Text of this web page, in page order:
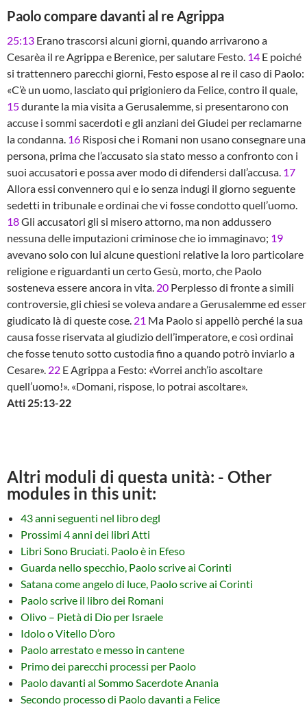
Paolo compare davanti al re Agrippa
25:13 Erano trascorsi alcuni giorni, quando arrivarono a
Cesarèa il re Agrippa e Berenìce, per salutare Festo. 14 E poiché
si trattennero parecchi giorni, Festo espose al re il caso di Paolo:
«C’è un uomo, lasciato qui prigioniero da Felice, contro il quale,
15durante la mia visita a Gerusalemme, si presentarono con
accuse i sommi sacerdoti e gli anziani dei Giudei per reclamarne
la condanna. 16 Risposi che i Romani non usano consegnare una
persona, prima che l’accusato sia stato messo a confronto con i
suoi accusatori e possa aver modo di difendersi dall’accusa. 17
Allora essi convennero qui e io senza indugi il giorno seguente
sedetti in tribunale e ordinai che vi fosse condotto quell’uomo.
18Gli accusatori gli si misero attorno, ma non addussero
nessuna delle imputazioni criminose che io immaginavo; 19
avevano solo con lui alcune questioni relative la loro particolare
religione e riguardanti un certo Gesù, morto, che Paolo
sosteneva essere ancora in vita. 20 Perplesso di fronte a simili
controversie, gli chiesi se voleva andare a Gerusalemme ed esser
giudicato là di queste cose. 21 Ma Paolo si appellò perché la sua
causa fosse riservata al giudizio dell’imperatore, e così ordinai
che fosse tenuto sotto custodia fino a quando potrò inviarlo a
Cesare». 22 E Agrippa a Festo: «Vorrei anch’io ascoltare
quell’uomo!». «Domani, rispose, lo potrai ascoltare».
Atti 25:13-22
Altri moduli di questa unità: - Other
modules in this unit:
43 anni seguenti nel libro degl
Prossimi 4 anni dei libri Atti
Libri Sono Bruciati. Paolo è in Efeso
Guarda nello specchio, Paolo scrive ai Corinti
Satana come angelo di luce, Paolo scrive ai Corinti
Paolo scrive il libro dei Romani
Olivo – Pietà di Dio per Israele
Idolo o Vitello D’oro
Paolo arrestato e messo in cantene
Primo dei parecchi processi per Paolo
Paolo davanti al Sommo Sacerdote Anania
Secondo processo di Paolo davanti a Felice